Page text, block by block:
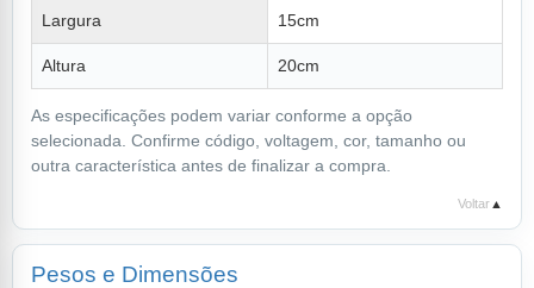
Largura 15cm
Altura 20cm
As especificações podem variar conforme a opção
selecionada. Confirme código, voltagem, cor, tamanho ou
outra característica antes de finalizar a compra.
Voltar ▲
Pesos e Dimensões